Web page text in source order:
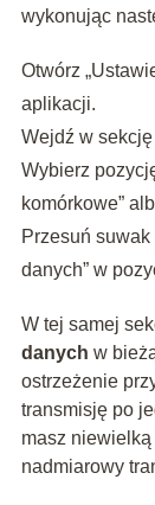
wykonując
Otwórz
aplikacji.
Wejdź w sekcję
Wybierz
komórkowe”
Przesuń suwak
danych” w
W tej samej
danych w
ostrzeżenie
transmisję po
masz niewielką
nadmiarowy